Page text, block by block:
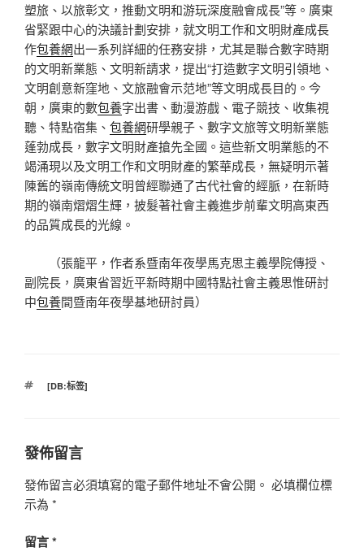
塑旅、以旅彰文，推動文明和游玩深度融會成長”等。廣東
省緊跟中心的決議計劃安排，就文明工作和文明財產成長
作包養網出一系列詳細的任務安排，尤其是聯合數字時期
的文明新業態、文明新請求，提出“打造數字文明引領地、
文明創意新窪地、文旅融會示范地”等文明成長目的。今
朝，廣東的數包養字出書、動漫游戲、電子競技、收集視
聽、特點宿集、 包養網研學親子、數字文旅等文明新業態
蓬勃成長，數字文明財產搶先全國。這些新文明業態的不
竭涌現以及文明工作和文明財產的繁華成長，無疑明示著
陳舊的嶺南傳統文明曾經聯通了古代社會的經脈，在新時
期的嶺南熠熠生輝，披髮著社會主義進步前輩文明高東西
的品質成長的光線。
（張龍平， 作者系暨南年夜學馬克思主義學院傳授、
副院長，廣東省習近平新時期中國特點社會主義思惟研討
中包養間暨南年夜學基地研討員）
標
[DB:标签]
發佈留言
發佈留言必須填寫的電子郵件地址不會公開。 必填欄位標
示為 *
留言*